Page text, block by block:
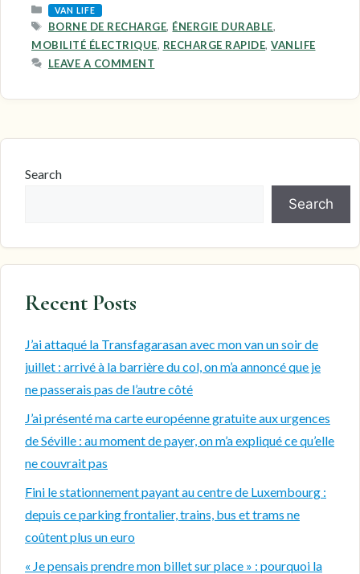
CATEGORIES
VAN LIFE
TAGS
BORNE DE RECHARGE, ÉNERGIE DURABLE,
MOBILITÉ ÉLECTRIQUE, RECHARGE RAPIDE, VANLIFE
LEAVE A COMMENT
Search
Search
Recent Posts
J’ai attaqué la Transfagarasan avec mon van un soir de
juillet : arrivé à la barrière du col, on m’a annoncé que je
ne passerais pas de l’autre côté
J’ai présenté ma carte européenne gratuite aux urgences
de Séville : au moment de payer, on m’a expliqué ce qu’elle
ne couvrait pas
Fini le stationnement payant au centre de Luxembourg :
depuis ce parking frontalier, trains, bus et trams ne
coûtent plus un euro
« Je pensais prendre mon billet sur place » : pourquoi la